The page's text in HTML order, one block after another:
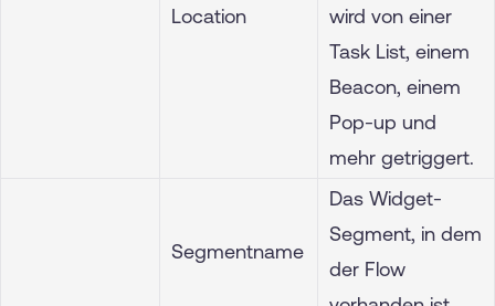
Location
wird von einer
Task List, einem
Beacon, einem
Pop-up und
mehr getriggert.
Segmentname
Das Widget-
Segment, in dem
der Flow